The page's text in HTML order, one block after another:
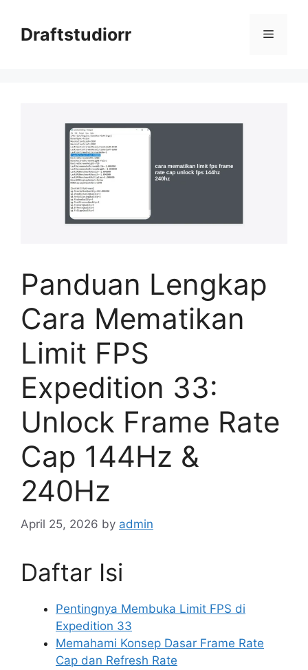
contentDraftstudiorr Menu
Panduan Lengkap
Cara Mematikan
Limit FPS
Expedition 33:
Unlock Frame Rate
Cap 144Hz &
240Hz
April 25, 2026 by admin
Daftar Isi
Pentingnya Membuka Limit FPS di
Expedition 33
Memahami Konsep Dasar Frame Rate
Cap dan Refresh Rate